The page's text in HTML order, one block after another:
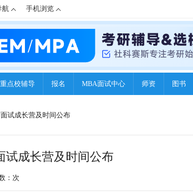
航 手机浏览
重点校辅导 报名 MBA面试中心 师资 图书
试成长营及时间公布
试成长营及时间公布
： 次